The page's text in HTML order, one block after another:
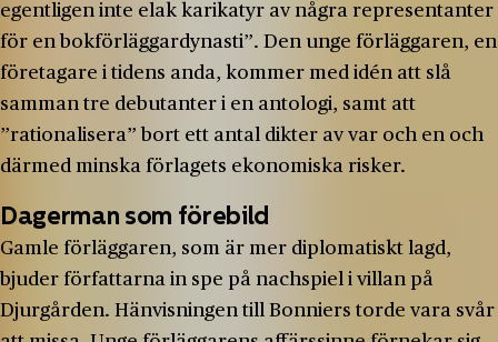
egentligen inte elak karikatyr av några representanter
för en bokförläggardynasti”. Den unge förläggaren, en
företagare i tidens anda, kommer med idén att slå
samman tre debutanter i en antologi, samt att
”rationalisera” bort ett antal dikter av var och en och
därmed minska förlagets ekonomiska risker.
Dagerman som förebild
Gamle förläggaren, som är mer diplomatiskt lagd,
bjuder författarna in spe på nachspiel i villan på
Djurgården. Hänvisningen till Bonniers torde vara svår